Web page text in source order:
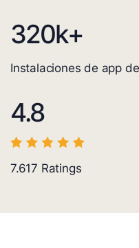
320k+
Instalaciones de app
4.8
7.617 Ratings